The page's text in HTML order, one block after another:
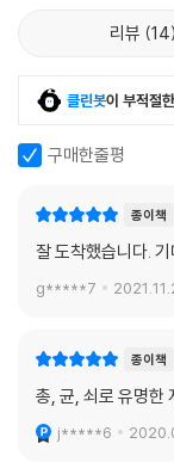
리뷰 14
클린봇이 부적절
구매한줄평
종이책
잘 도착했습니다.
g*****7
종이책
총, 균, 쇠로 유명한
j*****6